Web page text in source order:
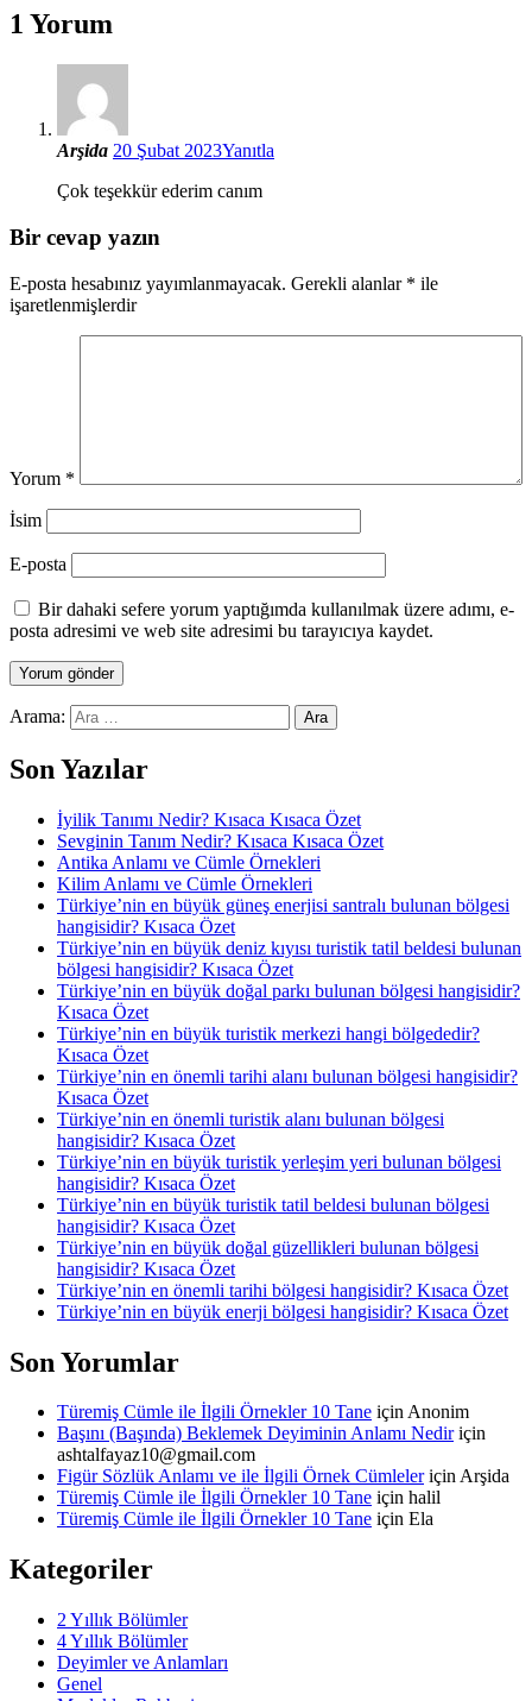
1 Yorum
Arşida 20 Şubat 2023Yanıtla
Çok teşekkür ederim canım
Bir cevap yazın
E-posta hesabınız yayımlanmayacak. Gerekli alanlar * ile
işaretlenmişlerdir
Yorum *
İsim
E-posta
Bir dahaki sefere yorum yaptığımda kullanılmak üzere adımı, e-
posta adresimi ve web site adresimi bu tarayıcıya kaydet.
Arama:
Son Yazılar
İyilik Tanımı Nedir? Kısaca Kısaca Özet
Sevginin Tanım Nedir? Kısaca Kısaca Özet
Antika Anlamı ve Cümle Örnekleri
Kilim Anlamı ve Cümle Örnekleri
Türkiye’nin en büyük güneş enerjisi santralı bulunan bölgesi
hangisidir? Kısaca Özet
Türkiye’nin en büyük deniz kıyısı turistik tatil beldesi bulunan
bölgesi hangisidir? Kısaca Özet
Türkiye’nin en büyük doğal parkı bulunan bölgesi hangisidir?
Kısaca Özet
Türkiye’nin en büyük turistik merkezi hangi bölgededir?
Kısaca Özet
Türkiye’nin en önemli tarihi alanı bulunan bölgesi hangisidir?
Kısaca Özet
Türkiye’nin en önemli turistik alanı bulunan bölgesi
hangisidir? Kısaca Özet
Türkiye’nin en büyük turistik yerleşim yeri bulunan bölgesi
hangisidir? Kısaca Özet
Türkiye’nin en büyük turistik tatil beldesi bulunan bölgesi
hangisidir? Kısaca Özet
Türkiye’nin en büyük doğal güzellikleri bulunan bölgesi
hangisidir? Kısaca Özet
Türkiye’nin en önemli tarihi bölgesi hangisidir? Kısaca Özet
Türkiye’nin en büyük enerji bölgesi hangisidir? Kısaca Özet
Son Yorumlar
Türemiş Cümle ile İlgili Örnekler 10 Tane içinAnonim
Başını (Başında) Beklemek Deyiminin Anlamı Nediriçin
ashtalfayaz10@gmail.com
Figür Sözlük Anlamı ve ile İlgili Örnek CümleleriçinArşida
Türemiş Cümle ile İlgili Örnekler 10 Tane için halil
Türemiş Cümle ile İlgili Örnekler 10 Tane için Ela
Kategoriler
2 Yıllık Bölümler
4 Yıllık Bölümler
Deyimler ve Anlamları
Genel